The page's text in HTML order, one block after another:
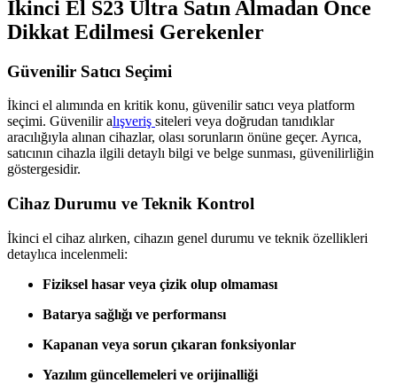
İkinci El S23 Ultra Satın Almadan Önce
Dikkat Edilmesi Gerekenler
Güvenilir Satıcı Seçimi
İkinci el alımında en kritik konu, güvenilir satıcı veya platform
seçimi. Güvenilir alışveriş siteleri veya doğrudan tanıdıklar
aracılığıyla alınan cihazlar, olası sorunların önüne geçer. Ayrıca,
satıcının cihazla ilgili detaylı bilgi ve belge sunması, güvenilirliğin
göstergesidir.
Cihaz Durumu ve Teknik Kontrol
İkinci el cihaz alırken, cihazın genel durumu ve teknik özellikleri
detaylıca incelenmeli:
Fiziksel hasar veya çizik olup olmaması
Batarya sağlığı ve performansı
Kapanan veya sorun çıkaran fonksiyonlar
Yazılım güncellemeleri ve orijinalliği